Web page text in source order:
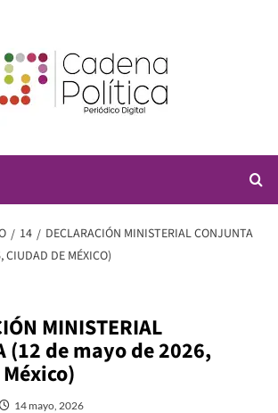
14
DECLARACIÓN MINISTERIAL CONJUNTA
CIUDAD DE MÉXICO)
MINISTERIAL
(12 de mayo de 2026,
14 mayo, 2026